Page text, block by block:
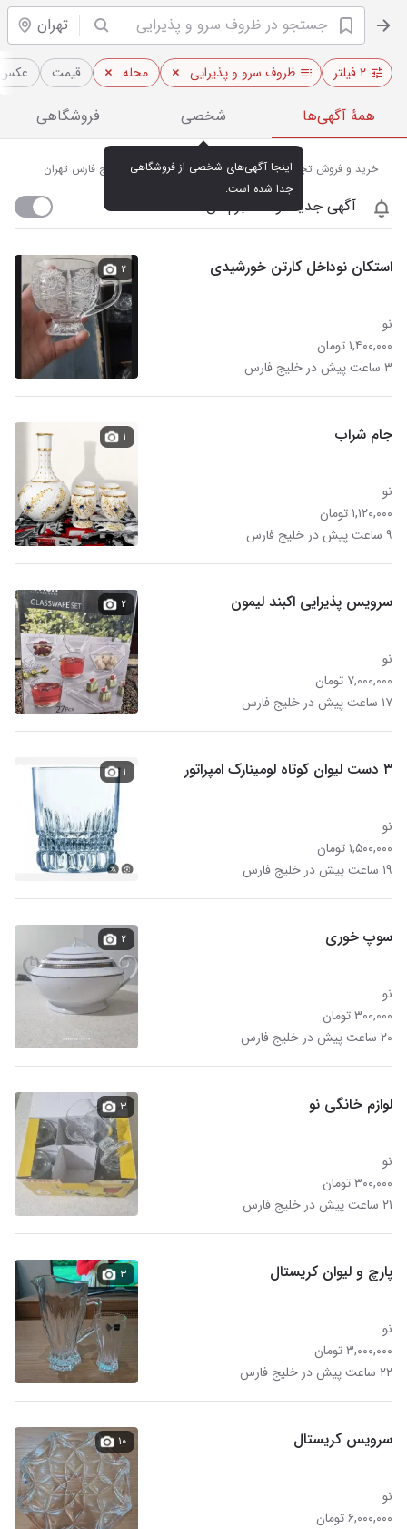
تهران
۲ فیلتر ظروف سرو و پذیرایی محله قیمت
همهٔ آگهی‌ها شخصی فروشگاهی
جدا شده است.
خرید و فروش تجهیزات سرو و پذیرایی نو و دسته دوم در خلیج فارس تهران
آگهی جدید اومد خبرم کن
استکان نوداخل کارتن خورشیدی
نو
۱,۴۰۰,۰۰۰ تومان
۳ ساعت پیش در خلیج فارس
۲
جام شراب
نو
۱,۱۲۰,۰۰۰ تومان
۹ ساعت پیش در خلیج فارس
۱
سرویس پذیرایی اکبند لیمون
نو
۷,۰۰۰,۰۰۰ تومان
۱۷ ساعت پیش در خلیج فارس
۲
۳ دست لیوان کوتاه لومینارک امپراتور
نو
۱,۵۰۰,۰۰۰ تومان
۱۹ ساعت پیش در خلیج فارس
۱
سوپ خوری
نو
۳۰۰,۰۰۰ تومان
۲۰ ساعت پیش در خلیج فارس
۲
لوازم خانگی نو
نو
۳۰۰,۰۰۰ تومان
۲۱ ساعت پیش در خلیج فارس
۳
پارچ و لیوان کریستال
نو
۳,۰۰۰,۰۰۰ تومان
۲۲ ساعت پیش در خلیج فارس
۳
سرویس کریستال
نو
۶,۰۰۰,۰۰۰ تومان
۱۰